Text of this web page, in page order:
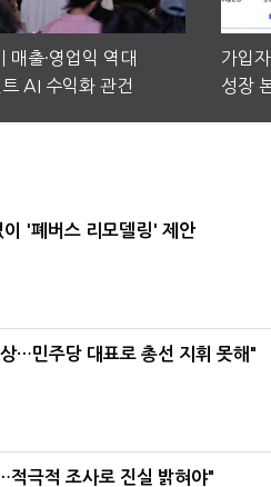
매출·영업익 역대
AI 수익화 관건
가입
성장
'폐버스 리모델링' 제안
…민주당 대표로 총선 지휘 못해"
적극적 조사로 진실 밝혀야"